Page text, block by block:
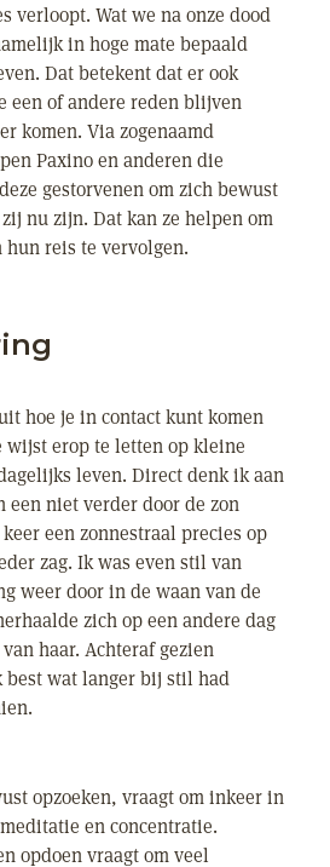
verloopt. Wat we na onze dood
in hoge mate bepaald
Dat betekent dat er ook
een of andere reden blijven
komen. Via zogenaamd
Paxino en anderen die
gestorvenen om zich bewust
nu zijn. Dat kan ze helpen om
hun reis te vervolgen.
hoe je in contact kunt komen
wijst erop te letten op kleine
leven. Direct denk ik aan
een niet verder door de zon
een zonnestraal precies op
zag. Ik was even stil van
weer door in de waan van de
zich op een andere dag
haar. Achteraf gezien
wat langer bij stil had
opzoeken, vraagt om inkeer in
en concentratie.
opdoen vraagt om veel